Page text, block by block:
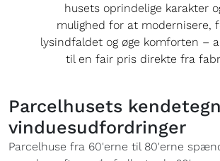
husets oprindelige karakter
mulighed for at modernisere,
lysindfaldet og øge komforten –
til en fair pris direkte fra
Parcelhusets
vinduesudfordringer
Parcelhuse fra 60'erne til 80'erne